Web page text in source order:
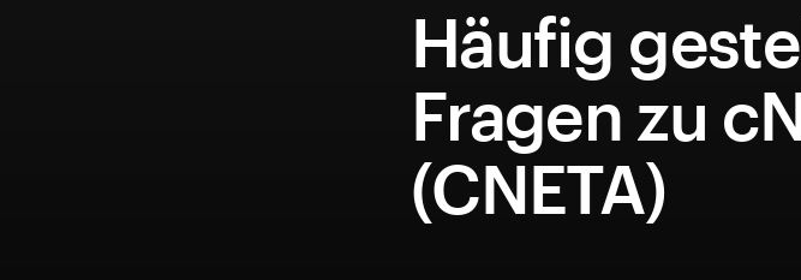
Häufig
Fragen zu
(CNETA)